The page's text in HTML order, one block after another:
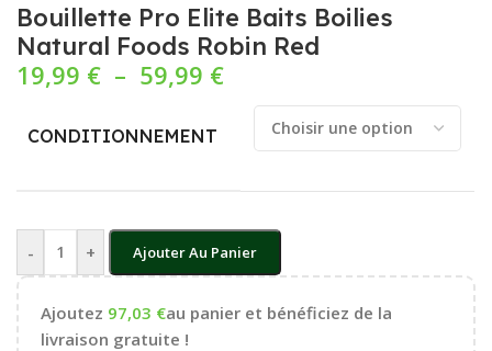
Bouillette Pro Elite Baits Boilies
Natural Foods Robin Red
19,99 € – 59,99 €
CONDITIONNEMENT
- + Ajouter Au Panier
Ajoutez 97,03 €au panier et bénéficiez de la
livraison gratuite !